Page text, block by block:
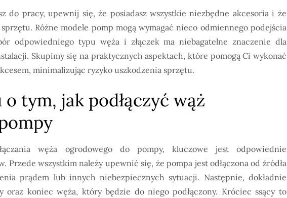
do pracy, upewnij się, że posiadasz wszystkie niezbędne akcesoria i że
Różne modele pomp mogą wymagać nieco odmiennego podejścia
odpowiedniego typu węża i złączek ma niebagatelne znaczenie dla
Skupimy się na praktycznych aspektach, które pomogą Ci wykonać
minimalizując ryzyko uszkodzenia sprzętu.
tym, jak podłączyć wąż
węża ogrodowego do pompy, kluczowe jest odpowiednie
Przede wszystkim należy upewnić się, że pompa jest odłączona od źródła
prądem lub innych niebezpiecznych sytuacji. Następnie, dokładnie
oraz koniec węża, który będzie do niego podłączony. Króciec ssący to